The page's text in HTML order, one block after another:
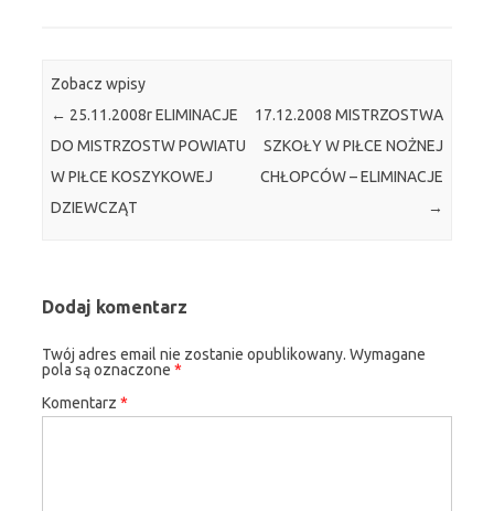
Zobacz wpisy
← 25.11.2008r ELIMINACJE
DO MISTRZOSTW POWIATU
W PIŁCE KOSZYKOWEJ
DZIEWCZĄT
17.12.2008 MISTRZOSTWA
SZKOŁY W PIŁCE NOŻNEJ
CHŁOPCÓW – ELIMINACJE
→
Dodaj komentarz
Twój adres email nie zostanie opublikowany. Wymagane
pola są oznaczone *
Komentarz *